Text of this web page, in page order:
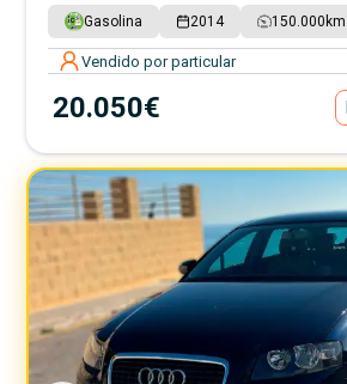
Gasolina 2014 150.000 km
Vendido por particular
20.050€